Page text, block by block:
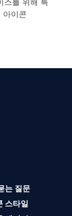
아이콘
는 질문
스타일